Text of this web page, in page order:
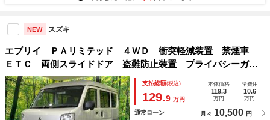
NEW スズキ
エブリイ ＰＡリミテッド ４ＷＤ 衝突軽減装置 禁煙車
ＥＴＣ 両側スライドドア 盗難防止装置 プライバシーガラ
ス 横滑防止装置 トラクションコントロール
支払総額(税込)
129.9 万円
本体価格
119.3
万円
諸費用
10.6
万円
通常ローン 月々 10,500 円